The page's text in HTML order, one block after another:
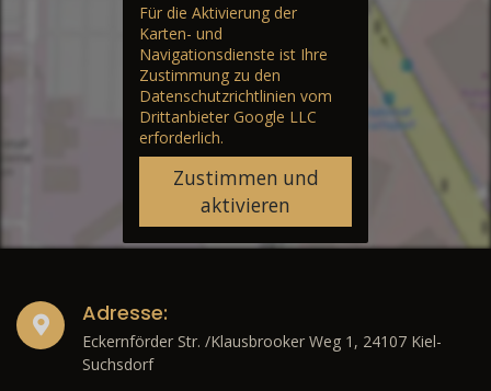
Für die Aktivierung der
Karten- und
Navigationsdienste ist Ihre
Zustimmung zu den
Datenschutzrichtlinien vom
Drittanbieter Google LLC
erforderlich.
Zustimmen und
aktivieren
Adresse:
Eckernförder Str. /Klausbrooker Weg 1, 24107 Kiel-
Suchsdorf